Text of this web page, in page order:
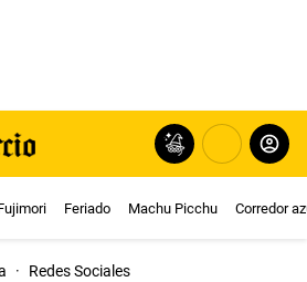
Feriado Machu Picchu Corredor
· Redes Sociales